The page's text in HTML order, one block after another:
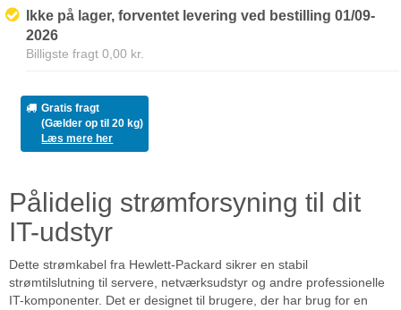
Ikke på lager, forventet levering ved bestilling 01/09-
2026
Billigste fragt 0,00 kr.
Gratis fragt
(Gælder op til 20 kg)
Læs mere her
Pålidelig strømforsyning til dit
IT-udstyr
Dette strømkabel fra Hewlett-Packard sikrer en stabil
strømtilslutning til servere, netværksudstyr og andre professionelle
IT-komponenter. Det er designet til brugere, der har brug for en